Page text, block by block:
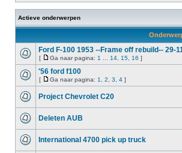
Actieve onderwerpen
Ford F-100 1953 --Frame off rebuild-- 29-
[ Ga naar pagina: 1 14 15 16 ]
'56 ford f100
[ Ga naar pagina: 1 2 3 4 ]
Project Chevrolet C20
Deleten AUB
International 4700 pick up truck